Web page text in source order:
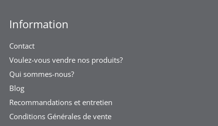
Information
Contact
Voulez-vous vendre nos produits?
Qui sommes-nous?
Blog
Recommandations et entretien
Conditions Générales de vente